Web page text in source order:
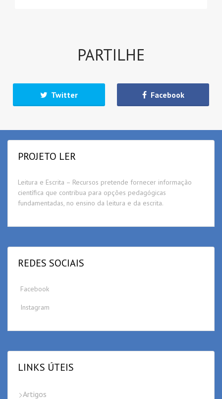
PARTILHE
Twitter Facebook
PROJETO LER
Leitura e Escrita – Recursos pretende fornecer informação
científica que contribua para opções pedagógicas
fundamentadas, no ensino da leitura e da escrita.
REDES SOCIAIS
Facebook
Instagram
LINKS ÚTEIS
Artigos